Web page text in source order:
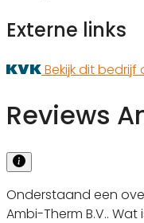
Externe links
Bekijk dit bedrijf
Reviews
Onderstaand een
Ambi-Therm B.V..